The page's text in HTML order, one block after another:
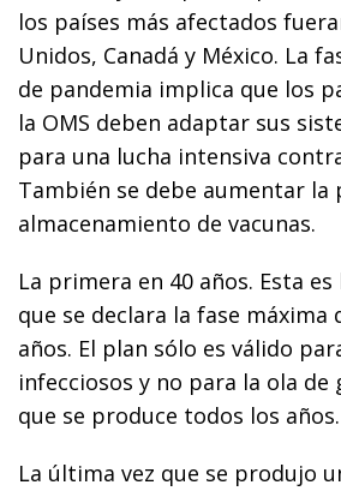
los países más afectados
Unidos, Canadá y México. La
de pandemia implica que los
la OMS deben adaptar sus
para una lucha intensiva
También se debe aumentar la
almacenamiento de vacunas.
La primera en 40 años. Esta
que se declara la fase máxima
años. El plan sólo es válido
infecciosos y no para la ola de
que se produce todos los años.
La última vez que se produjo